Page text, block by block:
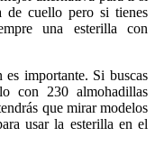
de cuello pero si tienes
una esterilla con
importante. Si buscas
con 230 almohadillas
que mirar modelos
usar la esterilla en el